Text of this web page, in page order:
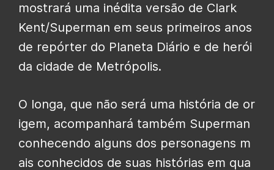
mostrará uma inédita versão de Clark
Kent/Superman em seus primeiros anos
de repórter do Planeta Diário e de herói
da cidade de Metrópolis.
O longa, que não será uma história de or
igem, acompanhará também Superman
conhecendo alguns dos personagens m
ais conhecidos de suas histórias em qua